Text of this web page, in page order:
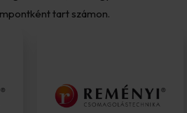
tart számon.